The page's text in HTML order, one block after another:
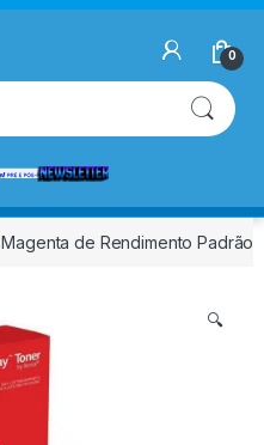
0
de Rendimento Padrão .
🔍